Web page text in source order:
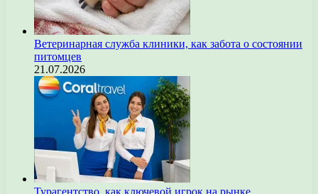
Ветеринарная служба клиники, как забота о состоянии
питомцев
21.07.2026
Турагентство, как ключевой игрок на рынке